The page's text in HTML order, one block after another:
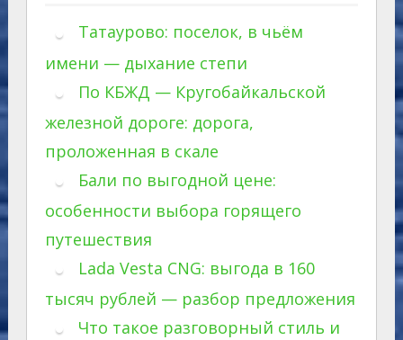
Татаурово: поселок, в чьём
имени — дыхание степи
По КБЖД — Кругобайкальской
железной дороге: дорога,
проложенная в скале
Бали по выгодной цене:
особенности выбора горящего
путешествия
Lada Vesta CNG: выгода в 160
тысяч рублей — разбор предложения
Что такое разговорный стиль и